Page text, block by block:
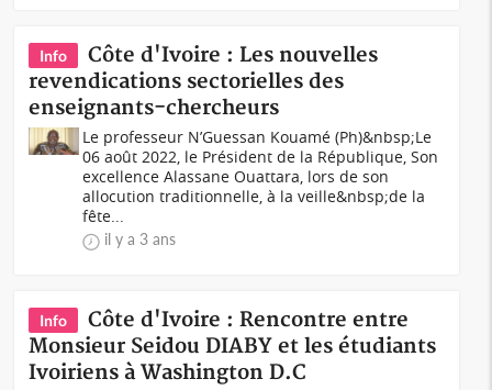
Info
Côte d'Ivoire : Les nouvelles
revendications sectorielles des
enseignants-chercheurs
Le professeur N’Guessan Kouamé (Ph)&nbsp;Le
06 août 2022, le Président de la République, Son
excellence Alassane Ouattara, lors de son
allocution traditionnelle, à la veille&nbsp;de la
fête...
il y a 3 ans
Info
Côte d'Ivoire : Rencontre entre
Monsieur Seidou DIABY et les étudiants
Ivoiriens à Washington D.C